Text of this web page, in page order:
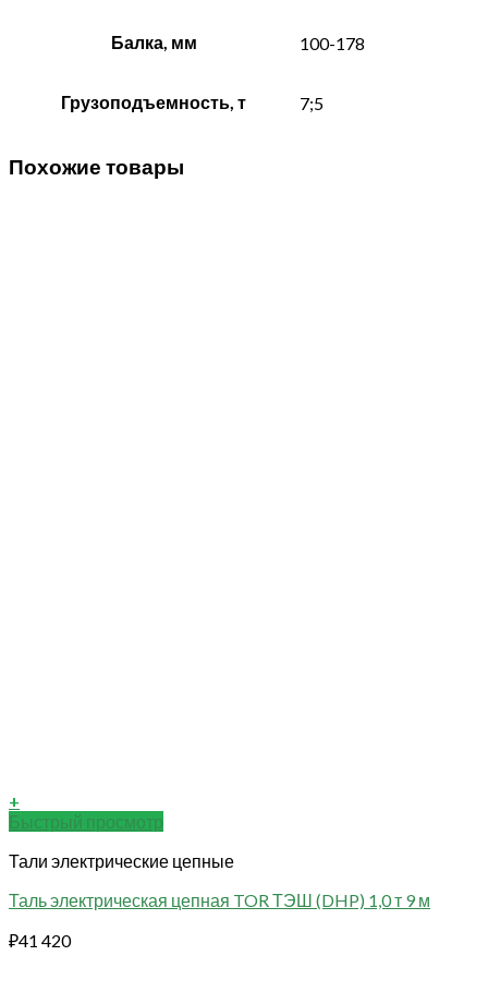
Балка, мм 100-178
Грузоподъемность, т 7;5
Похожие товары
+
Быстрый просмотр
Тали электрические цепные
Таль электрическая цепная TOR ТЭШ (DHP) 1,0 т 9 м
₽41 420